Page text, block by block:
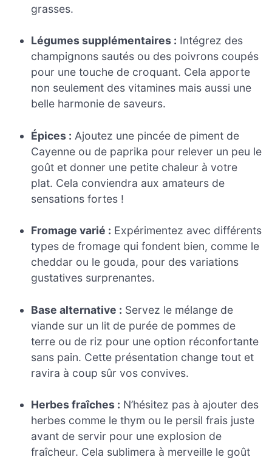
grasses.
Légumes supplémentaires : Intégrez des
champignons sautés ou des poivrons coupés
pour une touche de croquant. Cela apporte
non seulement des vitamines mais aussi une
belle harmonie de saveurs.
Épices : Ajoutez une pincée de piment de
Cayenne ou de paprika pour relever un peu le
goût et donner une petite chaleur à votre
plat. Cela conviendra aux amateurs de
sensations fortes !
Fromage varié : Expérimentez avec différents
types de fromage qui fondent bien, comme le
cheddar ou le gouda, pour des variations
gustatives surprenantes.
Base alternative : Servez le mélange de
viande sur un lit de purée de pommes de
terre ou de riz pour une option réconfortante
sans pain. Cette présentation change tout et
ravira à coup sûr vos convives.
Herbes fraîches : N’hésitez pas à ajouter des
herbes comme le thym ou le persil frais juste
avant de servir pour une explosion de
fraîcheur. Cela sublimera à merveille le goût